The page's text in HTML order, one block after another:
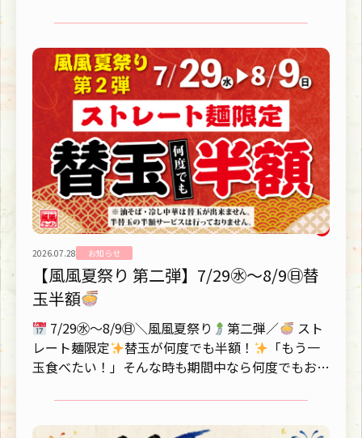
2026.07.28 お知らせ
【風風夏祭り 第二弾】7/29㊌～8/9㊐替
玉半額
7/29㊌～8/9㊐＼風風夏祭り 第二弾／
スト
レート麺限定
替玉が何度でも半額！
「もう一
玉食べたい！」そんな時も期間中なら何度でもお得